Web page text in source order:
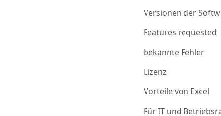
Versionen der
Features requested
bekannte Fehler
Lizenz
Vorteile von Excel
Für IT und